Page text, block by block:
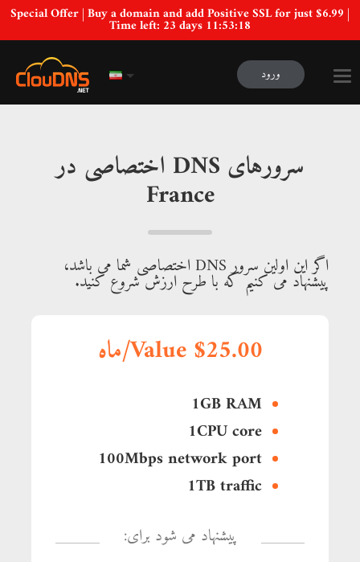
Special Offer | Buy a domain and add Positive SSL for just $6.99 |
Time left: 23 days 11:53:18
ورود
سرورهای DNS اختصاصی در
France
اگر این اولین سرور DNS اختصاصی شما می باشد،
پیشنهاد می کنیم که با طرح ارزش شروع کنید.
Value $25.00/ماه
1GB RAM
1CPU core
100Mbps network port
1TB traffic
پیشنهاد می شود برای: